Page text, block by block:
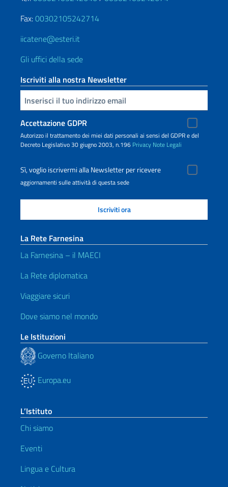
Fax:00302105242714
iicatene@esteri.it
Gli uffici della sede
Iscriviti alla nostra Newsletter
Inserisci la tua email
Accettazione GDPR
Autorizzo il trattamento dei miei dati personali ai sensi del GDPR e del
Decreto Legislativo 30 giugno 2003, n.196 Privacy Note Legali
Sì, voglio iscrivermi alla Newsletter per ricevere
aggiornamenti sulle attività di questa sede
La Rete Farnesina
La Farnesina – il MAECI
La Rete diplomatica
Viaggiare sicuri
Dove siamo nel mondo
Le Istituzioni
Governo Italiano
Europa.eu
L’Istituto
Chi siamo
Eventi
Lingua e Cultura